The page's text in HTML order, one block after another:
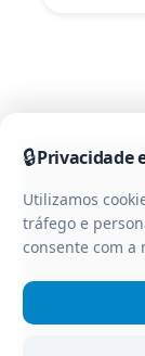
🔒Privacidade
Utilizamos
tráfego e
consente com a